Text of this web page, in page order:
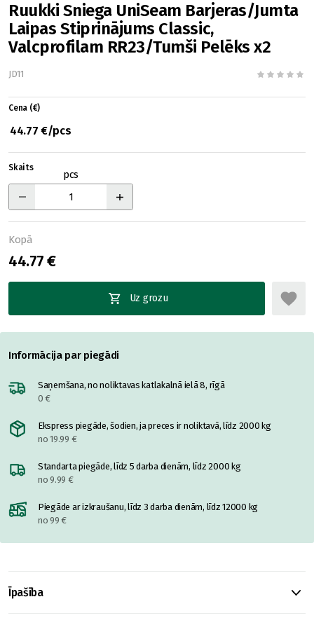
Ruukki Sniega UniSeam Barjeras/Jumta
Laipas Stiprinājums Classic,
Valcprofilam RR23/Tumši Pelēks x2
JD11
Cena (€)
44.77 €/pcs
Skaits
pcs
Kopā
44.77 €
Uz grozu
Informācija par piegādi
Saņemšana, no noliktavas katlakalnā ielā 8, rīgā
0 €
Ekspress piegāde, šodien, ja preces ir noliktavā, līdz 2000 kg
no 19.99 €
Standarta piegāde, līdz 5 darba dienām, līdz 2000 kg
no 9.99 €
Piegāde ar izkraušanu, līdz 3 darba dienām, līdz 12000 kg
no 99 €
Īpašība